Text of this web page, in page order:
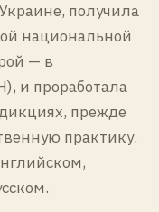
получила
национальной
— в
и проработала
прежде
практику.